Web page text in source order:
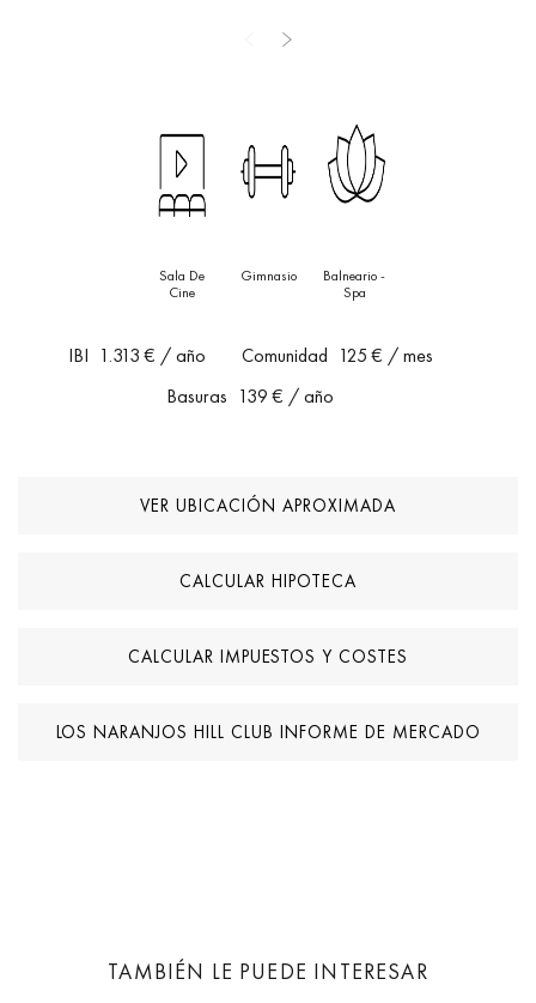
ofrece un acceso conveniente a renombrados campos de golf,
especificaciones están sujetas a cambios.
Sala De
Cine
Gimnasio
Balneario -
Spa
IBI 1.313 € / año Comunidad 125 € / mes
Basuras 139 € / año
VER UBICACIÓN APROXIMADA
CALCULAR HIPOTECA
CALCULAR IMPUESTOS Y COSTES
LOS NARANJOS HILL CLUB INFORME DE MERCADO
TAMBIÉN LE PUEDE INTERESAR